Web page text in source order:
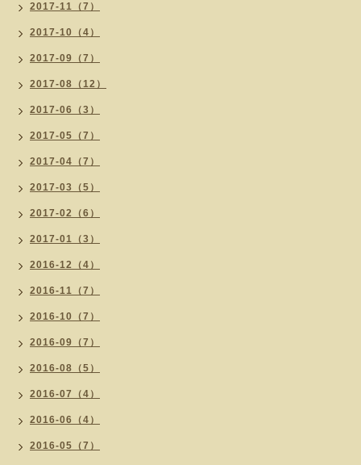
2017-11（7）
2017-10（4）
2017-09（7）
2017-08（12）
2017-06（3）
2017-05（7）
2017-04（7）
2017-03（5）
2017-02（6）
2017-01（3）
2016-12（4）
2016-11（7）
2016-10（7）
2016-09（7）
2016-08（5）
2016-07（4）
2016-06（4）
2016-05（7）